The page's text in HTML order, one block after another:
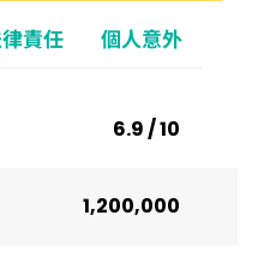
責任 個人意外
6.9 / 10
1,200,000